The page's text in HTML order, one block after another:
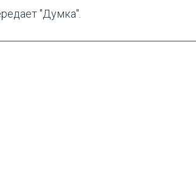
"Думка".